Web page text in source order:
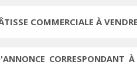
COMMERCIALE À
CORRESPONDANT À